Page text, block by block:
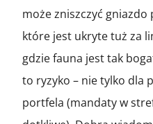
może zniszczyć
które jest ukryte tuż za
gdzie fauna jest tak
to ryzyko – nie tylko dla
portfela (mandaty w